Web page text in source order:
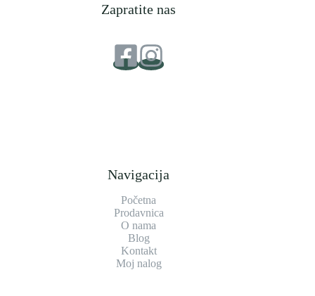
Zapratite nas
Navigacija
Početna
Prodavnica
O nama
Blog
Kontakt
Moj nalog